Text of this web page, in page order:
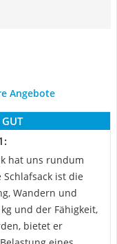
Angebote
GUT
hat uns rundum
ist die
Wandern und
und der Fähigkeit,
bietet er